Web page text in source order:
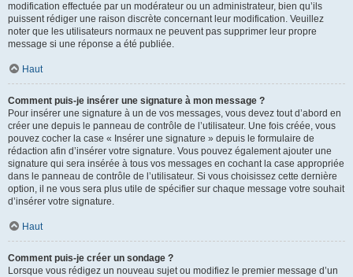
modification effectuée par un modérateur ou un administrateur, bien qu’ils
puissent rédiger une raison discrète concernant leur modification. Veuillez
noter que les utilisateurs normaux ne peuvent pas supprimer leur propre
message si une réponse a été publiée.
Haut
Comment puis-je insérer une signature à mon message ?
Pour insérer une signature à un de vos messages, vous devez tout d’abord en
créer une depuis le panneau de contrôle de l’utilisateur. Une fois créée, vous
pouvez cocher la case « Insérer une signature » depuis le formulaire de
rédaction afin d’insérer votre signature. Vous pouvez également ajouter une
signature qui sera insérée à tous vos messages en cochant la case appropriée
dans le panneau de contrôle de l’utilisateur. Si vous choisissez cette dernière
option, il ne vous sera plus utile de spécifier sur chaque message votre souhait
d’insérer votre signature.
Haut
Comment puis-je créer un sondage ?
Lorsque vous rédigez un nouveau sujet ou modifiez le premier message d’un